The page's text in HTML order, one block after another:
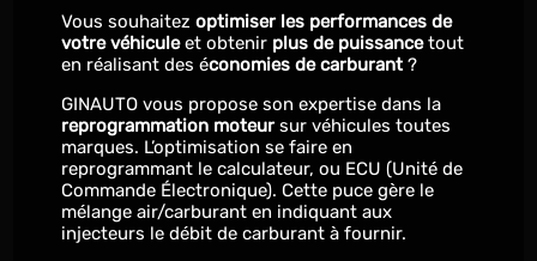
Vous souhaitezoptimiser les performances de
votre véhiculeet obtenir plus de puissancetout
en réalisant des économies de carburant ?
GINAUTO vous propose son expertise dans la
reprogrammation moteursur véhicules toutes
marques. L’optimisation se faire en
reprogrammant le calculateur, ou ECU (Unité de
Commande Électronique). Cette puce gère le
mélange air/carburant en indiquant aux
injecteurs le débit de carburant à fournir.